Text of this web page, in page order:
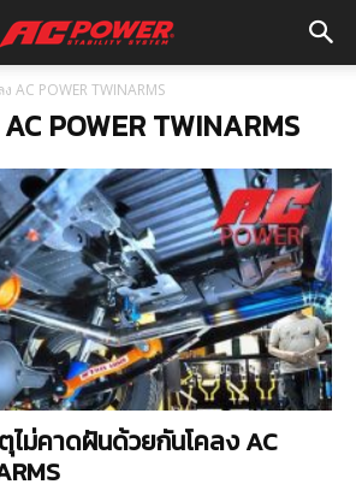
AC POWER TWINARMS
POWER TWINARMS
ไม่คาดฝันด้วยกันโคลง AC